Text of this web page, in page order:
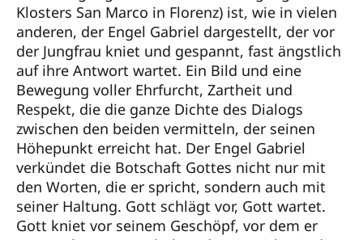
Klosters San Marco in Florenz) ist, wie in vielen
anderen, der Engel Gabriel dargestellt, der vor
der Jungfrau kniet und gespannt, fast ängstlich
auf ihre Antwort wartet. Ein Bild und eine
Bewegung voller Ehrfurcht, Zartheit und
Respekt, die die ganze Dichte des Dialogs
zwischen den beiden vermitteln, der seinen
Höhepunkt erreicht hat. Der Engel Gabriel
verkündet die Botschaft Gottes nicht nur mit
den Worten, die er spricht, sondern auch mit
seiner Haltung. Gott schlägt vor, Gott wartet.
Gott kniet vor seinem Geschöpf, vor dem er